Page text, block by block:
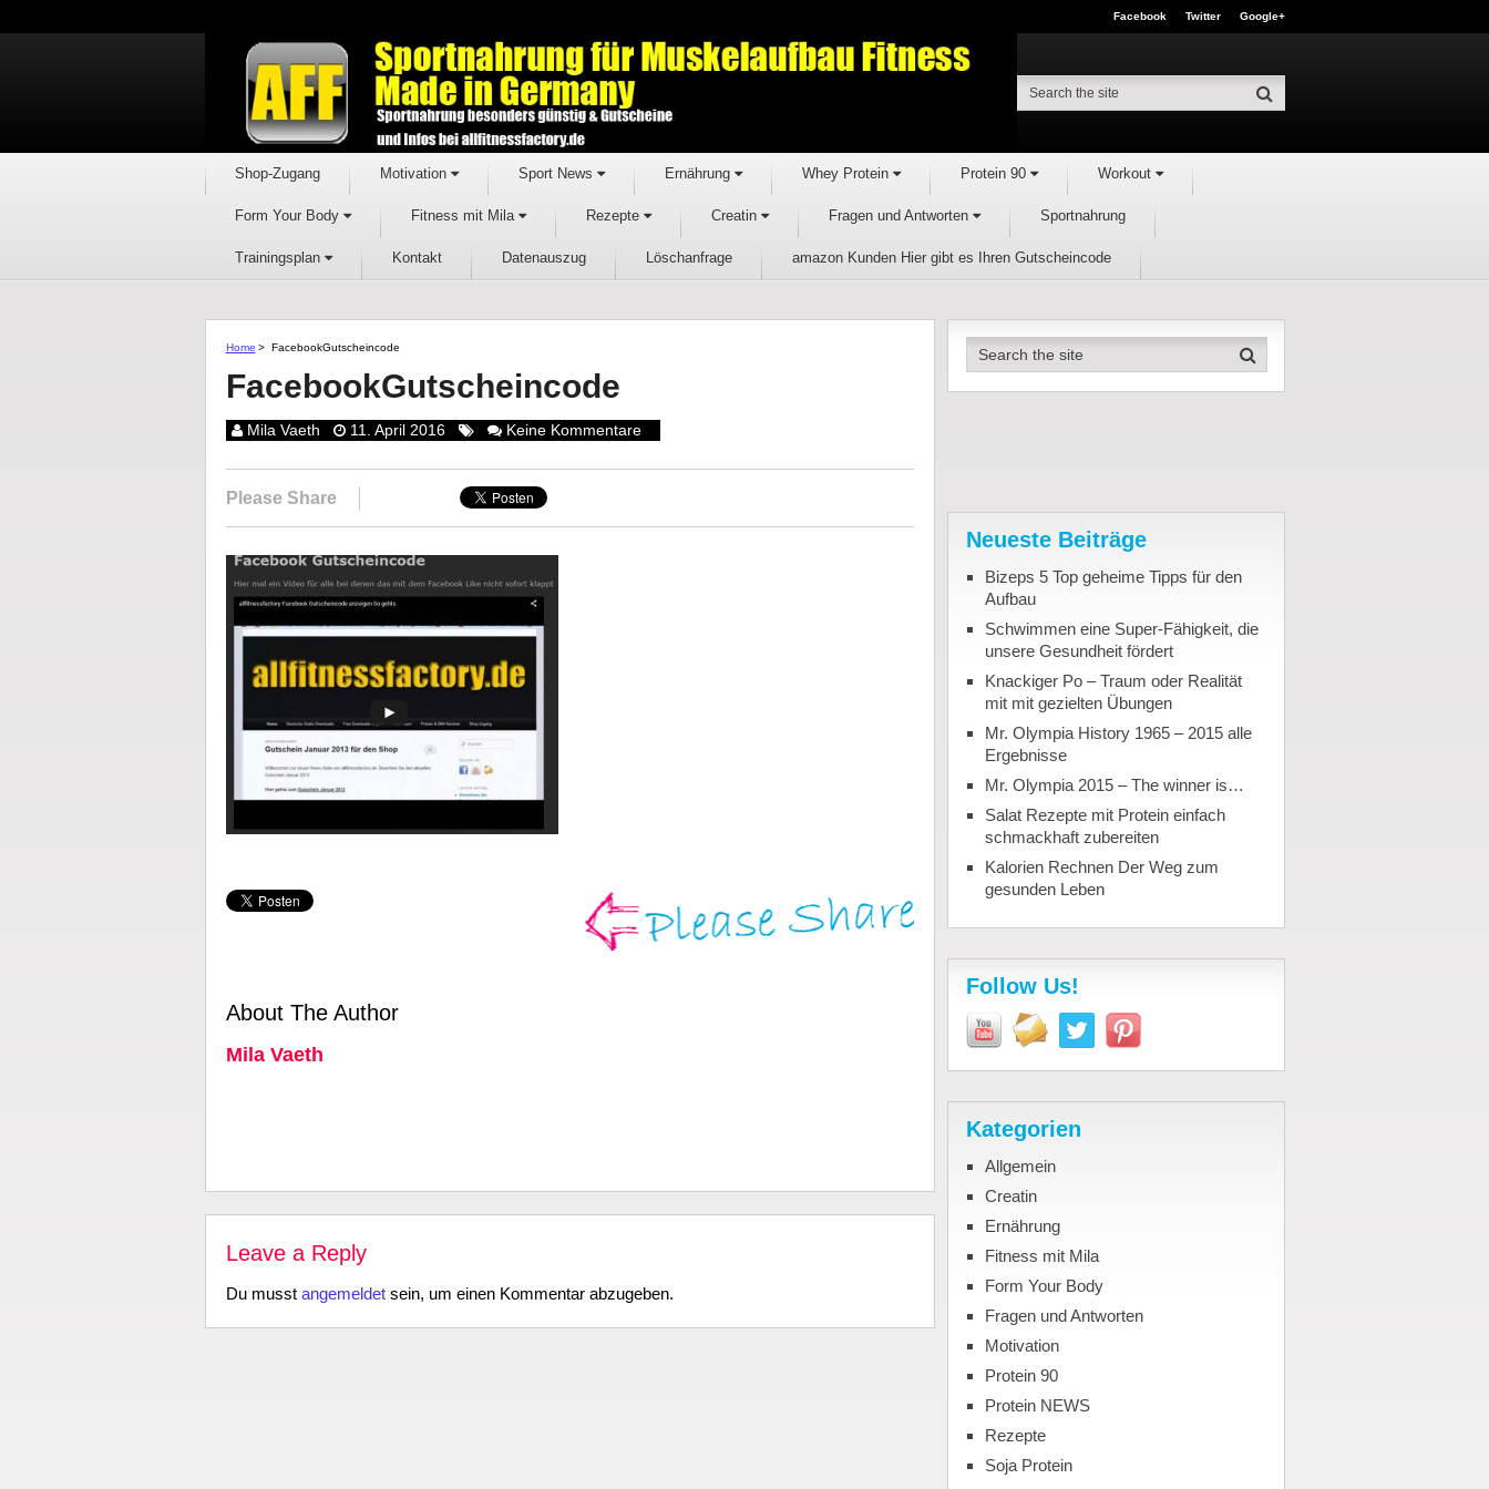
Facebook Twitter Google+
Shop-Zugang Motivation Sport News Ernährung Whey Protein Protein 90 Workout
Form Your Body Fitness mit Mila Rezepte Creatin Fragen und Antworten Sportnahrung
Trainingsplan Kontakt Datenauszug Löschanfrage amazon Kunden Hier gibt es Ihren Gutscheincode
Home > FacebookGutscheincode
FacebookGutscheincode
Mila Vaeth 11. April 2016 Keine Kommentare
Please Share
About The Author
Mila Vaeth
Leave a Reply
Du musst angemeldetsein, um einen Kommentar abzugeben.
Neueste Beiträge
Bizeps 5 Top geheime Tipps für den
Aufbau
Schwimmen eine Super-Fähigkeit, die
unsere Gesundheit fördert
Knackiger Po – Traum oder Realität
mit mit gezielten Übungen
Mr. Olympia History 1965 – 2015 alle
Ergebnisse
Mr. Olympia 2015 – The winner is…
Salat Rezepte mit Protein einfach
schmackhaft zubereiten
Kalorien Rechnen Der Weg zum
gesunden Leben
Follow Us!
Kategorien
Allgemein
Creatin
Ernährung
Fitness mit Mila
Form Your Body
Fragen und Antworten
Motivation
Protein 90
Protein NEWS
Rezepte
Soja Protein